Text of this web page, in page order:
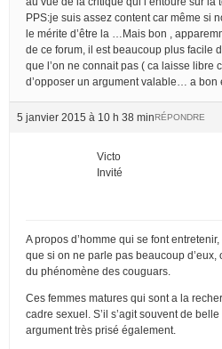
PPS:je suis assez content car même si
le mérite d’être la …Mais bon ,
de ce forum, il est beaucoup plus facile
que l’on ne connait pas ( ca laisse libre
d’opposer un argument valable… a bon
5 janvier 2015 à 10 h 38 minRÉPONDRE
Victo
Invité
A propos d’homme qui se font
que si on ne parle pas beaucoup d’eux,
du phénomène des couguars.
Ces femmes matures qui sont a la
cadre sexuel. S’il s’agit souvent de
argument très prisé également.